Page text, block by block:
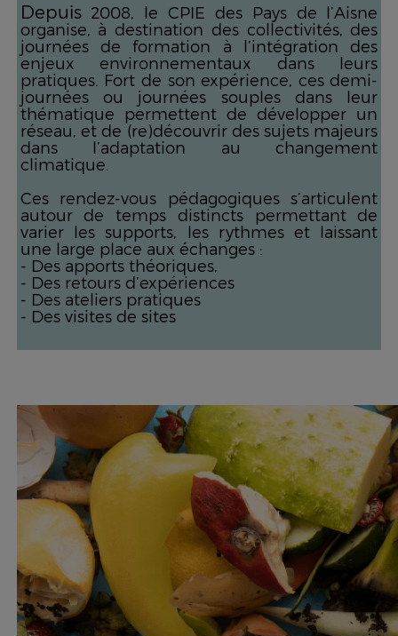
Depuis2008, le CPIE des Pays de l’Aisne
organise, à destination des collectivités, des
journées de formation à l’intégration des
enjeux environnementaux dans leurs
pratiques. Fort de son expérience, ces demi-
journées ou journées souples dans leur
thématique permettent de développer un
réseau, et de (re)découvrir des sujets majeurs
dans l’adaptation au changement
climatique.
Ces rendez-vous pédagogiques s’articulent
autour de temps distincts permettant de
varier les supports, les rythmes et laissant
une large place aux échanges :
- Des apports théoriques,
- Des retours d’expériences
- Des ateliers pratiques
- Des visites de sites